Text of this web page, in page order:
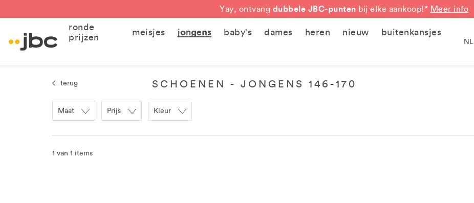
Yay, ontvang dubbele JBC-punten bij elke aankoop!* Meer info
ronde
prijzen
meisjes jongens baby's dames heren nieuw buitenkansjes
NL
terug SCHOENEN - JONGENS 146-170
Maat Prijs Kleur
1 van 1 items